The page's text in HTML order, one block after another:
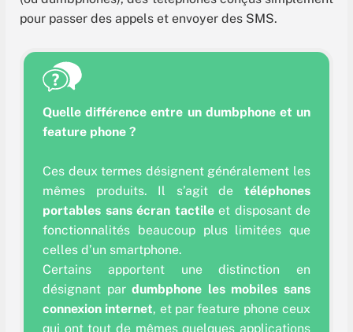
pour passer des appels et envoyer des SMS.
Quelle différence entre un dumbphone et un
feature phone ?
Ces deux termes désignent généralement les
mêmes produits. Il s’agit de téléphones
portables sans écran tactileet disposant de
fonctionnalités beaucoup plus limitées que
celles d’un smartphone.
Certains apportent une distinction en
désignant pardumbphone les mobiles sans
connexion internet, et par feature phone ceux
qui ont tout de mêmes quelques applications